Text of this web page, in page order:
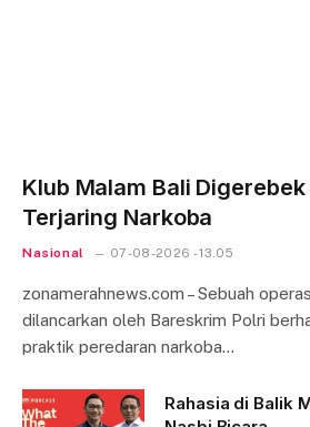
Klub Malam Bali
Terjaring Narkoba
Nasional 07-08-2026 - 13.05
zonamerahnews.com – Sebuah
dilancarkan oleh Bareskrim Polri
praktik peredaran narkoba…
Rahasia di Balik